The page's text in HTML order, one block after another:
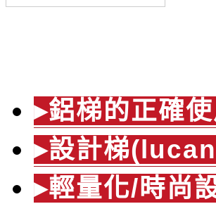
▸鋁梯的正確
▸設計梯
▸輕量化/時尚